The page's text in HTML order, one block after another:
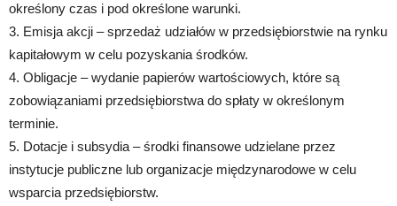
określony czas i pod określone warunki.
3. Emisja akcji – sprzedaż udziałów w przedsiębiorstwie na rynku
kapitałowym w celu pozyskania środków.
4. Obligacje – wydanie papierów wartościowych, które są
zobowiązaniami przedsiębiorstwa do spłaty w określonym
terminie.
5. Dotacje i subsydia – środki finansowe udzielane przez
instytucje publiczne lub organizacje międzynarodowe w celu
wsparcia przedsiębiorstw.